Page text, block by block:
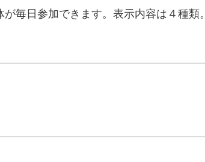
毎日参加できます。表示内容は４種類。